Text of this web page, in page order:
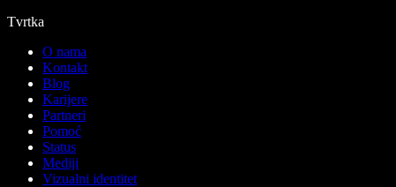
Tvrtka
O nama
Kontakt
Blog
Karijere
Partneri
Pomoć
Status
Mediji
Vizualni identitet